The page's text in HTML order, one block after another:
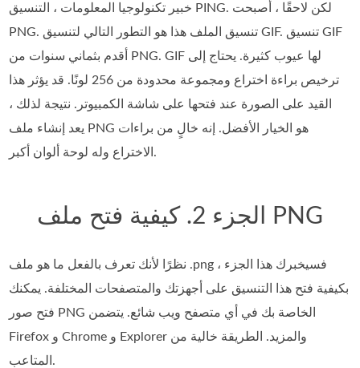
خبير تكنولوجيا المعلومات ، التنسيق PING. لكن لاحقًا ، أصبحت
PNG. تنسيق الملف هذا هو التطور التالي لتنسيق GIF. تنسيق GIF
أقدم بثماني سنوات من PNG. GIF لها عيوب كثيرة. يحتاج إلى
ترخيص براءة اختراع ومجموعة محدودة من 256 لونًا. قد يؤثر هذا
القيد على الصورة عند فتحها على شاشة الكمبيوتر. نتيجة لذلك ،
يعد إنشاء ملف PNG هو الخيار الأفضل. إنه خالٍ من براءات
الاختراع وله لوحة ألوان أكبر.
الجزء 2. كيفية فتح ملف PNG
نظرًا لأنك تعرف بالفعل ما هو ملف .png ، فسيخبرك هذا الجزء
بكيفية فتح هذا التنسيق على أجهزتك والمتصفحات المختلفة. يمكنك
فتح صور PNG الخاصة بك في أي متصفح ويب شائع. يتضمن
Firefox و Chrome و Explorer والمزيد. الطريقة خالية من
المتاعب.